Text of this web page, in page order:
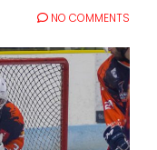
NO COMMENTS